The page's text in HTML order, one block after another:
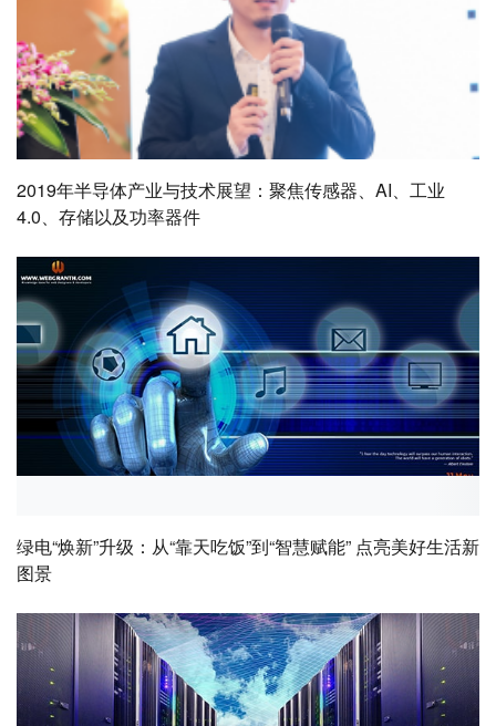
2019年半导体产业与技术展望：聚焦传感器、AI、工业
4.0、存储以及功率器件
绿电“焕新”升级：从“靠天吃饭”到“智慧赋能” 点亮美好生活新
图景